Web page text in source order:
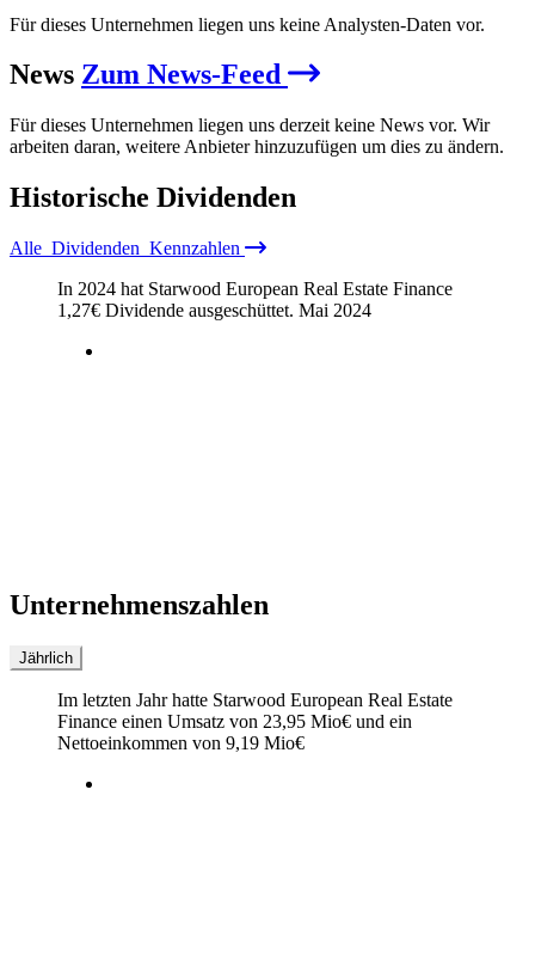
Für dieses Unternehmen liegen uns keine Analysten-Daten vor.
News Zum News-Feed
Für dieses Unternehmen liegen uns derzeit keine News vor. Wir
arbeiten daran, weitere Anbieter hinzuzufügen um dies zu ändern.
Historische Dividenden
Alle Dividenden Kennzahlen
In 2024 hat Starwood European Real Estate Finance
1,27€ Dividende ausgeschüttet. Mai 2024
Unternehmenszahlen
Jährlich
Im letzten Jahrhatte Starwood European Real Estate
Finance einen Umsatz von 23,95 Mio€ und ein
Nettoeinkommen von 9,19 Mio€